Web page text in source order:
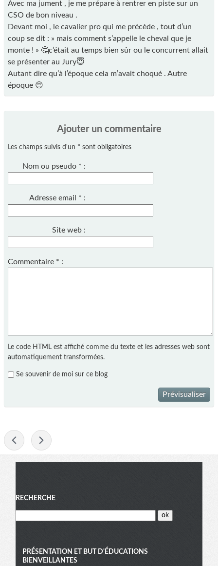
Avec ma jument , je me prépare à rentrer en piste sur un
CSO de bon niveau .
Devant moi , le cavalier pro qui me précède , tout d’un
coup se dit : » mais comment s’appelle le cheval que je
monte ! » 🤔c’était au temps bien sûr ou le concurrent allait
se présenter au Jury😇
Autant dire qu’à l’époque cela m’avait choqué . Autre
époque 😔
Ajouter un commentaire
Les champs suivis d'un * sont obligatoires
Nom ou pseudo * :
Adresse email * :
Site web :
Commentaire * :
Le code HTML est affiché comme du texte et les adresses web sont
automatiquement transformées.
Se souvenir de moi sur ce blog
Prévisualiser
Menu
RECHERCHE
PRÉSENTATION ET BUT D'ÉDUCATIONS
BIENVEILLANTES